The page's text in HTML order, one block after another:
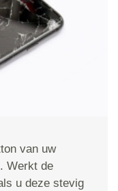
van uw
Werkt de
u deze stevig